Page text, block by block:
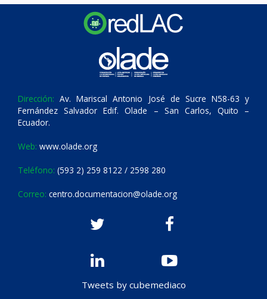
Dirección: Av. Mariscal Antonio José de Sucre N58-63 y
Fernández Salvador Edif. Olade – San Carlos, Quito –
Ecuador.
Web: www.olade.org
Teléfono: (593 2) 259 8122 / 2598 280
Correo: centro.documentacion@olade.org
Tweets by cubemediaco